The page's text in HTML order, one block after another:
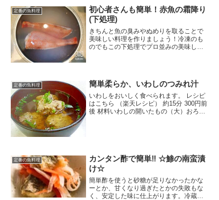
定番の魚料理
初心者さんも簡単！赤魚の霜降り
(下処理)
きちんと魚の臭みやぬめりを取ることで
美味しい料理を作りましょう！冷凍のも
のでもこの下処理でプロ並みの美味しさ
定番の魚料理 簡単柔らか、いわしのつみれ汁
いわしをおいしく食べられます。 レシピ
はこちら （楽天レシピ） 約15分 300円前
後 材料いわしの開いたもの（大）おろし
定番の魚料理
カンタン酢で簡単‼ ☆鯵の南蛮漬
け☆
簡単酢を使うと砂糖が足りなかったかな
ーとか、甘くなり過ぎたとかの失敗もな
く、安定した味に仕上がります。冷蔵庫